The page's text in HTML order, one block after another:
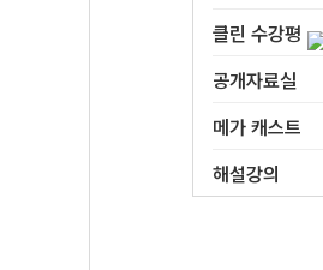
클린 수강평
공개자료실
메가 캐스트
해설강의